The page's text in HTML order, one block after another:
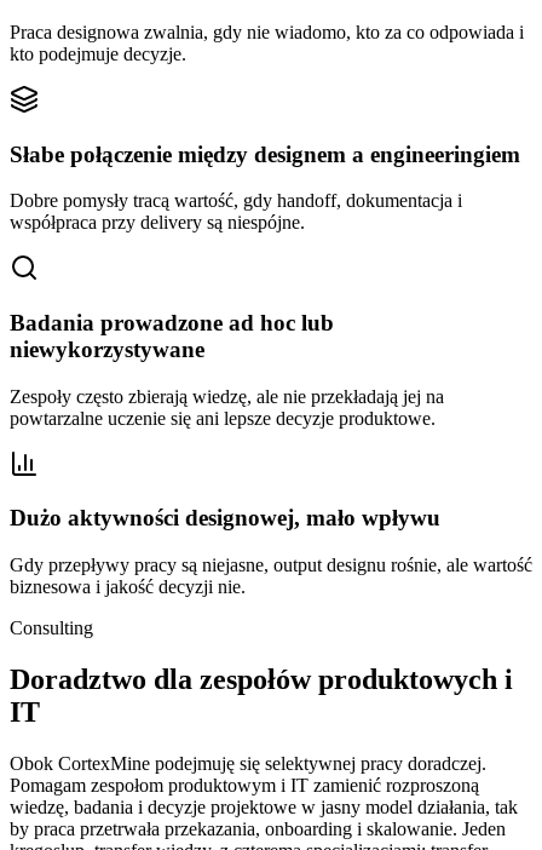
Praca designowa zwalnia, gdy nie wiadomo, kto za co odpowiada i
kto podejmuje decyzje.
Słabe połączenie między designem a engineeringiem
Dobre pomysły tracą wartość, gdy handoff, dokumentacja i
współpraca przy delivery są niespójne.
Badania prowadzone ad hoc lub
niewykorzystywane
Zespoły często zbierają wiedzę, ale nie przekładają jej na
powtarzalne uczenie się ani lepsze decyzje produktowe.
Dużo aktywności designowej, mało wpływu
Gdy przepływy pracy są niejasne, output designu rośnie, ale wartość
biznesowa i jakość decyzji nie.
Consulting
Doradztwo dla zespołów produktowych i
IT
Obok CortexMine podejmuję się selektywnej pracy doradczej.
Pomagam zespołom produktowym i IT zamienić rozproszoną
wiedzę, badania i decyzje projektowe w jasny model działania, tak
by praca przetrwała przekazania, onboarding i skalowanie. Jeden